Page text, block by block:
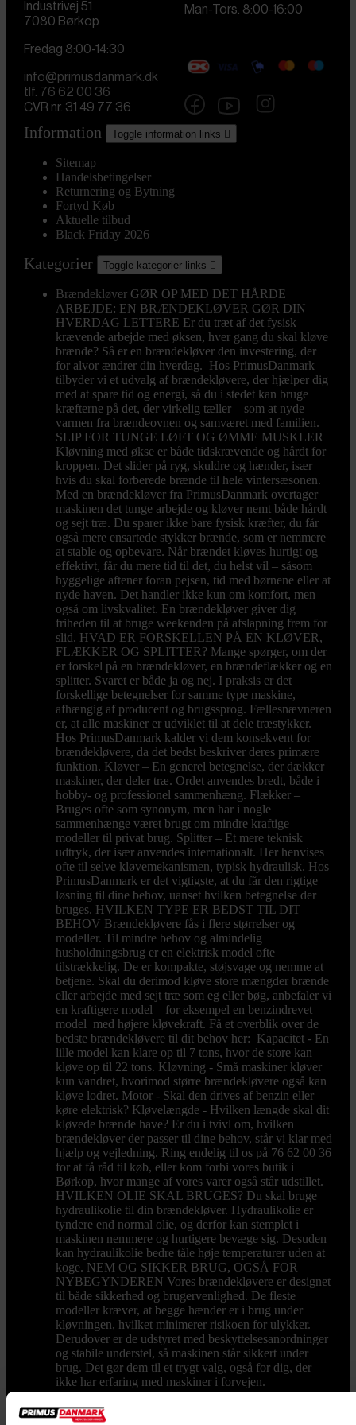
Industrivej 51
7080 Børkop
Man-Tors. 8:00-16:00
Fredag 8:00-14:30
info@primusdanmark.dk
tlf. 76 62 00 36
CVR nr. 31 49 77 36
Information Toggle information links 
Sitemap
Handelsbetingelser
Returnering og Bytning
Fortyd Køb
Aktuelle tilbud
Black Friday 2026
Kategorier Toggle kategorier links 
Brændekløver GØR OP MED DET HÅRDE
ARBEJDE: EN BRÆNDEKLØVER GØR DIN
HVERDAG LETTERE Er du træt af det fysisk
krævende arbejde med øksen, hver gang du skal kløve
brænde? Så er en brændekløver den investering, der
for alvor ændrer din hverdag. Hos PrimusDanmark
tilbyder vi et udvalg af brændekløvere, der hjælper dig
med at spare tid og energi, så du i stedet kan bruge
kræfterne på det, der virkelig tæller – som at nyde
varmen fra brændeovnen og samværet med familien.
SLIP FOR TUNGE LØFT OG ØMME MUSKLER
Kløvning med økse er både tidskrævende og hårdt for
kroppen. Det slider på ryg, skuldre og hænder, især
hvis du skal forberede brænde til hele vintersæsonen.
Med en brændekløver fra PrimusDanmark overtager
maskinen det tunge arbejde og kløver nemt både hårdt
og sejt træ. Du sparer ikke bare fysisk kræfter, du får
også mere ensartede stykker brænde, som er nemmere
at stable og opbevare. Når brændet kløves hurtigt og
effektivt, får du mere tid til det, du helst vil – såsom
hyggelige aftener foran pejsen, tid med børnene eller at
nyde haven. Det handler ikke kun om komfort, men
også om livskvalitet. En brændekløver giver dig
friheden til at bruge weekenden på afslapning frem for
slid. HVAD ER FORSKELLEN PÅ EN KLØVER,
FLÆKKER OG SPLITTER? Mange spørger, om der
er forskel på en brændekløver, en brændeflækker og en
splitter. Svaret er både ja og nej. I praksis er det
forskellige betegnelser for samme type maskine,
afhængig af producent og brugssprog. Fællesnævneren
er, at alle maskiner er udviklet til at dele træstykker.
Hos PrimusDanmark kalder vi dem konsekvent for
brændekløvere, da det bedst beskriver deres primære
funktion. Kløver – En generel betegnelse, der dækker
maskiner, der deler træ. Ordet anvendes bredt, både i
hobby- og professionel sammenhæng. Flækker –
Bruges ofte som synonym, men har i nogle
sammenhænge været brugt om mindre kraftige
modeller til privat brug. Splitter – Et mere teknisk
udtryk, der især anvendes internationalt. Her henvises
ofte til selve kløvemekanismen, typisk hydraulisk. Hos
PrimusDanmark er det vigtigste, at du får den rigtige
løsning til dine behov, uanset hvilken betegnelse der
bruges. HVILKEN TYPE ER BEDST TIL DIT
BEHOV Brændekløvere fås i flere størrelser og
modeller. Til mindre behov og almindelig
husholdningsbrug er en elektrisk model ofte
tilstrækkelig. De er kompakte, støjsvage og nemme at
betjene. Skal du derimod kløve store mængder brænde
eller arbejde med sejt træ som eg eller bøg, anbefaler vi
en kraftigere model – for eksempel en benzindrevet
model med højere kløvekraft. Få et overblik over de
bedste brændekløvere til dit behov her: Kapacitet - En
lille model kan klare op til 7 tons, hvor de store kan
kløve op til 22 tons. Kløvning - Små maskiner kløver
kun vandret, hvorimod større brændekløvere også kan
kløve lodret. Motor - Skal den drives af benzin eller
køre elektrisk? Kløvelængde - Hvilken længde skal dit
kløvede brænde have? Er du i tvivl om, hvilken
brændekløver der passer til dine behov, står vi klar med
hjælp og vejledning. Ring endelig til os på 76 62 00 36
for at få råd til køb, eller kom forbi vores butik i
Børkop, hvor mange af vores varer også står udstillet.
HVILKEN OLIE SKAL BRUGES? Du skal bruge
hydraulikolie til din brændekløver. Hydraulikolie er
tyndere end normal olie, og derfor kan stemplet i
maskinen nemmere og hurtigere bevæge sig. Desuden
kan hydraulikolie bedre tåle høje temperaturer uden at
koge. NEM OG SIKKER BRUG, OGSÅ FOR
NYBEGYNDEREN Vores brændekløvere er designet
til både sikkerhed og brugervenlighed. De fleste
modeller kræver, at begge hænder er i brug under
kløvningen, hvilket minimerer risikoen for ulykker.
Derudover er de udstyret med beskyttelsesanordninger
og stabile understel, så maskinen står sikkert under
brug. Det gør dem til et trygt valg, også for dig, der
ikke har erfaring med maskiner i forvejen.
BRÆNDEKLØVER FRA FRA
PRIMUSDANMARK Hos PrimusDanmark har vi